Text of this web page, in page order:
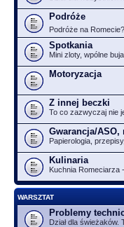
Podróże
Podróże na
Spotkania
Mini zloty, wpólne
Motoryzacja
Z innej beczki
To co zazwyczaj nie
Gwarancja/
Papierologia,
Kulinaria
Kuchnia Romeciarza
WARSZTAT
Problemy
Dział dla